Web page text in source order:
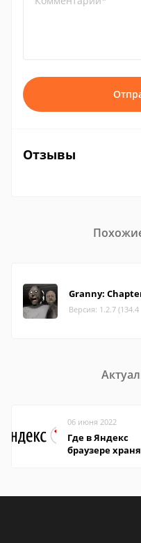
Отзывы
Granny:
Версия: 1.2.7
06 июня 2022
Где в Яндекс
браузере